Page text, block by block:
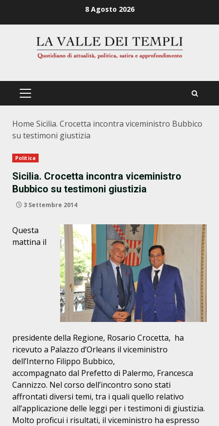
8 Agosto 2026
PRIMÄRES
Home Sicilia. Crocetta incontra viceministro Bubbico
su testimoni giustizia
Politica
Sicilia. Crocetta incontra viceministro
Bubbico su testimoni giustizia
3 Settembre 2014
Questa
mattina il
presidente della Regione, Rosario Crocetta, ha
ricevuto a Palazzo d’Orleans il viceministro
dell’Interno Filippo Bubbico,
accompagnato dal Prefetto di Palermo, Francesca
Cannizzo. Nel corso dell’incontro sono stati
affrontati diversi temi, tra i quali quello relativo
all’applicazione delle leggi per i testimoni di giustizia.
Molto proficui i risultati, il viceministro ha espresso